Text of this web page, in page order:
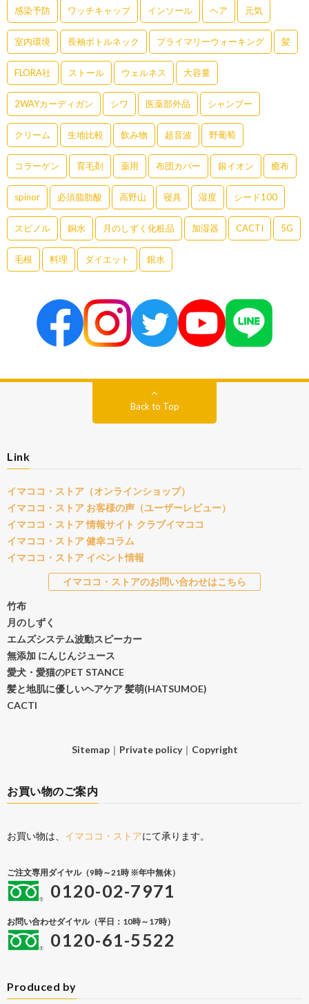
感染予防 ワッチキャップ インソール ヘア 元気
室内環境 長袖ボトルネック プライマリーウォーキング 髪
FLORA社 ストール ウェルネス 大容量
2WAYカーディガン シワ 医薬部外品 シャンプー
クリーム 生地比較 飲み物 超音波 野葡萄
コラーゲン 育毛剤 薬用 布団カバー 銀イオン 癒布
spinor 必須脂肪酸 高野山 寝具 湿度 シード100
スピノル 銅水 月のしずく化粧品 加湿器 CACTI 5G
毛根 料理 ダイエット 銀水
Back to Top
Link
イマココ・ストア（オンラインショップ）
イマココ・ストア お客様の声（ユーザーレビュー）
イマココ・ストア 情報サイト クラブイマココ
イマココ・ストア 健幸コラム
イマココ・ストア イベント情報
イマココ・ストアのお問い合わせはこちら
竹布
月のしずく
エムズシステム波動スピーカー
無添加 にんじんジュース
愛犬・愛猫のPET STANCE
髪と地肌に優しいヘアケア 髪萌(HATSUMOE)
CACTI
Sitemap｜ Private policy｜ Copyright
お買い物のご案内
お買い物は、 イマココ・ストアにて承ります。
ご注文専用ダイヤル（9時～21時 ※年中無休）
0120-02-7971
お問い合わせダイヤル（平日：10時～17時）
0120-61-5522
Produced by